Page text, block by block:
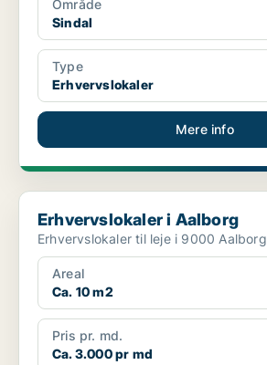
Område
Sindal
Type
Erhvervslokaler
Mere info
Erhvervslokaler i Aalborg
Erhvervslokaler i Aalborg
Erhvervslokaler til leje i 9000 Aalborg
Areal
Ca. 10 m2
Pris pr. md.
Ca. 3.000 pr md